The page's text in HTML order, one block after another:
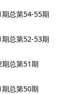
总第54-55期
总第52-53期
总第51期
总第50期